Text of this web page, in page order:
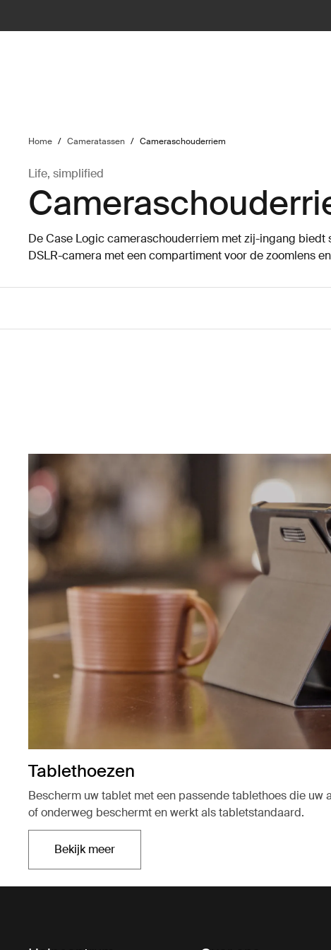
Home / Cameratassen / Cameraschouderriem
Life, simplified
De Case Logic cameraschouderriem met zij-ingang biedt
DSLR-camera met een compartiment voor de zoomlens
Tablethoezen
Bescherm uw tablet met een passende tablethoes die uw
of onderweg beschermt en werkt als tabletstandaard.
Bekijk meerOpent in een nieuw tabblad